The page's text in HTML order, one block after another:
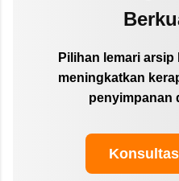
Pilihan lemari
meningkatkan
penyimpanan